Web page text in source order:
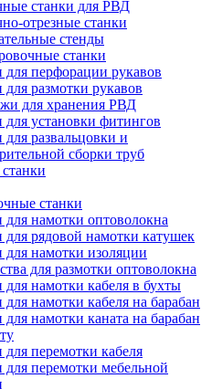
станки для РВД
отрезные станки
стенды
станки
для перфорации рукавов
для размотки рукавов
для хранения РВД
для установки фитингов
для развальцовки и
сборки труб
станки
для намотки оптоволокна
для рядовой намотки катушек
для намотки изоляции
для размотки оптоволокна
для намотки кабеля в бухты
намотки кабеля на барабан
намотки каната на барабан
для перемотки кабеля
для перемотки мебельной